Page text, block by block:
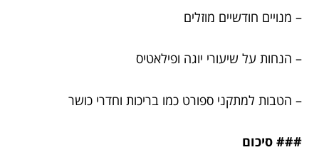
– מנויים חודשיים מוזלים
– הנחות על שיעורי יוגה ופילאטיס
– הטבות למתקני ספורט כמו בריכות וחדרי כושר
### סיכום